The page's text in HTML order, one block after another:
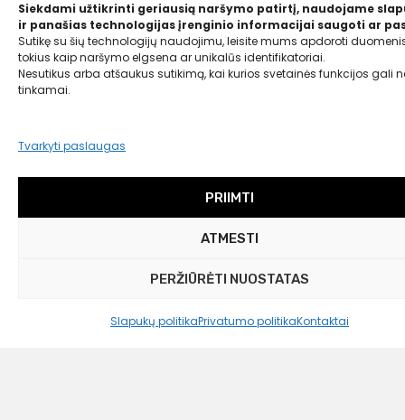
Siekdami užtikrinti geriausią naršymo patirtį, naudojame
ir panašias technologijas įrenginio informacijai saugoti ar
Sutikę su šių technologijų naudojimu, leisite mums apdoroti
tokius kaip naršymo elgsena ar unikalūs identifikatoriai.
Nesutikus arba atšaukus sutikimą, kai kurios svetainės funkcijos gali
tinkamai.
Tvarkyti paslaugas
PRIIMTI
ATMESTI
PERŽIŪRĖTI NUOSTATAS
Slapukų politikaPrivatumo politikaKontaktai